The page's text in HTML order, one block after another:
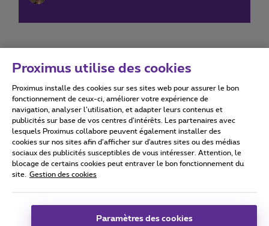
Conditions d'utilisation Accessibility statement
Tous droits réservés. © 2026 Proximus
Conditions générales, info consommateur
Coordonnées de l’entreprise
Proximus utilise des cookies
Proximus installe des cookies sur ses sites web pour assurer le bon
fonctionnement de ceux-ci, améliorer votre expérience de
navigation, analyser l’utilisation, et adapter leurs contenus et
publicités sur base de vos centres d’intérêts. Les partenaires avec
lesquels Proximus collabore peuvent également installer des
cookies sur nos sites afin d’afficher sur d'autres sites ou des médias
sociaux des publicités susceptibles de vous intéresser. Attention, le
blocage de certains cookies peut entraver le bon fonctionnement du
site.
Gestion des cookies
Paramètres des cookies